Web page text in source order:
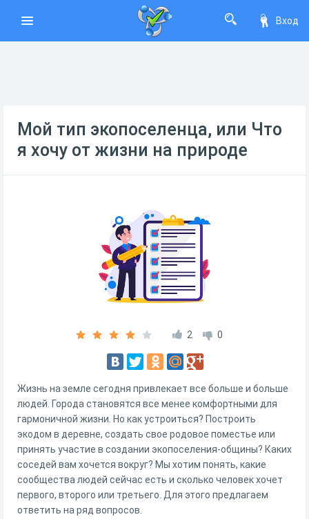
Вход
Мой тип экопоселенца, или Что
я хочу от жизни на природе
2 0
Жизнь на земле сегодня привлекает все больше и больше
людей. Города становятся все менее комфортными для
гармоничной жизни. Но как устроиться? Построить
экодом в деревне, создать свое родовое поместье или
принять участие в создании экопоселения-общины? Каких
соседей вам хочется вокруг? Мы хотим понять, какие
сообщества людей сейчас есть и сколько человек хочет
первого, второго или третьего. Для этого предлагаем
ответить на ряд вопросов.